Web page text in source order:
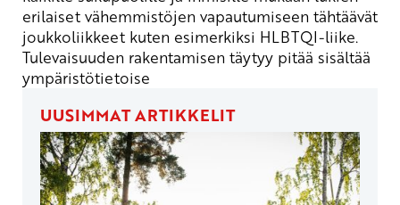
erilaiset vähemmistöjen vapautumiseen tähtäävät
joukkoliikkeet kuten esimerkiksi HLBTQI-liike.
Tulevaisuuden rakentamisen täytyy pitää sisältää
ympäristötietoise
UUSIMMAT ARTIKKELIT